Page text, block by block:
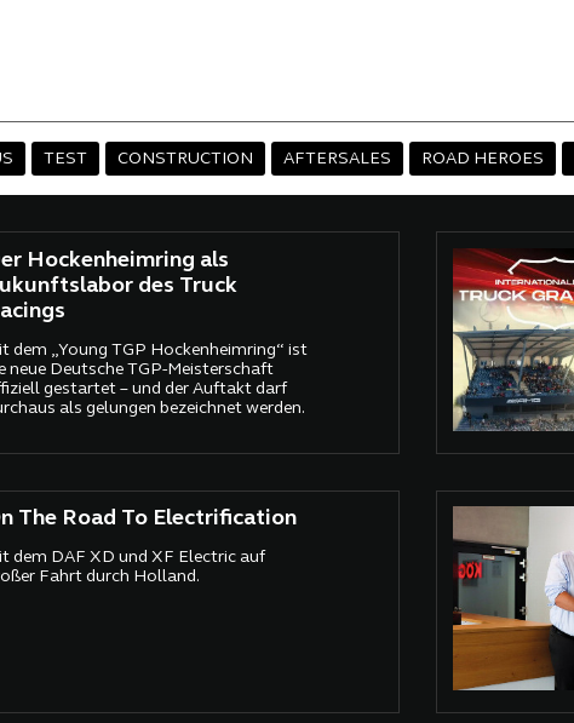
TEST CONSTRUCTION AFTERSALES ROAD HEROES
Hockenheimring als
des Truck
dem „Young TGP Hockenheimring“ ist
neue Deutsche TGP-Meisterschaft
gestartet – und der Auftakt darf
als gelungen bezeichnet werden.
The Road To Electrification
dem DAF XD und XF Electric auf
Fahrt durch Holland.